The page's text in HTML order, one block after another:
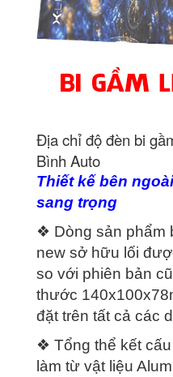
Địa chỉ độ đèn bi
Bình Auto
Thiết kế bên
sang trọng
❖ Dòng sản phẩm
new sở hữu lối
so với phiên bản
thước
đặt trên tất cả các
❖ Tổng thể kết
làm từ vật liệu